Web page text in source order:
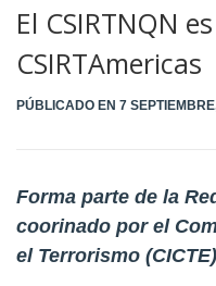
El CSIRTNQN
CSIRTAmericas
PÚBLICADO EN 7
Forma parte de la
coorinado por el
el Terrorismo (CICTE